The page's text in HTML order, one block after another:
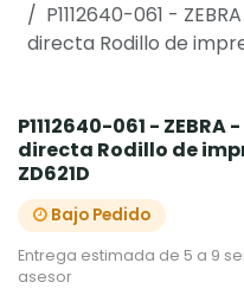
P1112640-061 -
directa Rodillo de
P1112640-061 -
directa Rodillo de
ZD621D
Bajo Pedido
Entrega estimada de 5 a 9
asesor